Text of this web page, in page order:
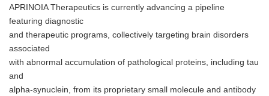
APRINOIA Therapeutics is currently advancing a pipeline
featuring diagnostic
and therapeutic programs, collectively targeting brain disorders
associated
with abnormal accumulation of pathological proteins, including tau
and
alpha-synuclein, from its proprietary small molecule and antibody